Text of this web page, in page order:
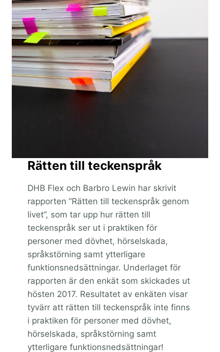
Rätten till teckenspråk
DHB Flex och Barbro Lewin har skrivit
rapporten ”Rätten till teckenspråk genom
livet”, som tar upp hur rätten till
teckenspråk ser ut i praktiken för
personer med dövhet, hörselskada,
språkstörning samt ytterligare
funktionsnedsättningar. Underlaget för
rapporten är den enkät som skickades ut
hösten 2017. Resultatet av enkäten visar
tyvärr att rätten till teckenspråk inte finns
i praktiken för personer med dövhet,
hörselskada, språkstörning samt
ytterligare funktionsnedsättningar!